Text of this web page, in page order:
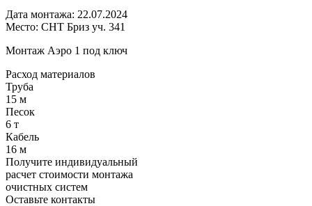
Дата монтажа: 22.07.2024
Место: СНТ Бриз уч. 341
Монтаж Аэро 1 под ключ
Расход материалов
Труба
15 м
Песок
6 т
Кабель
16 м
Получите индивидуальный
расчет стоимости монтажа
очистных систем
Оставьте контакты